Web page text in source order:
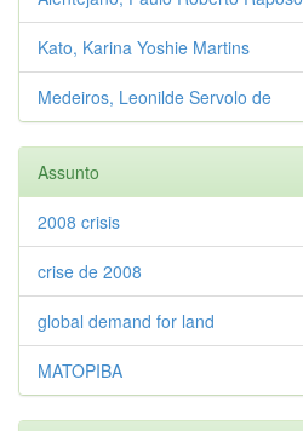
Kato, Karina Yoshie Martins
Medeiros, Leonilde Servolo de
Assunto
2008 crisis
crise de 2008
global demand for land
MATOPIBA